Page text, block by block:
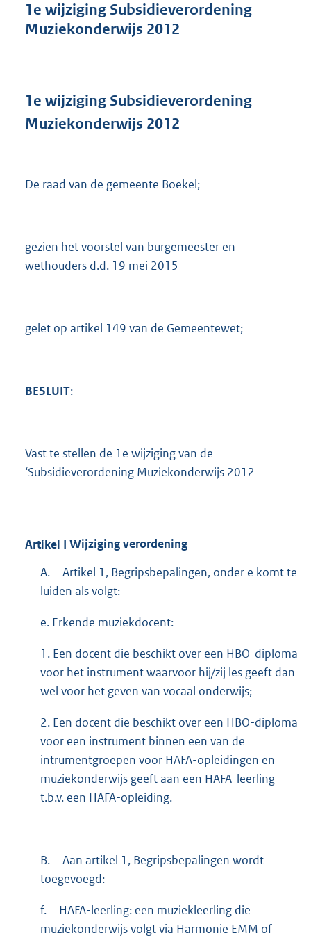
d
t
5
1e wijziging Subsidieverordening
Muziekonderwijs 2012
1e wijziging Subsidieverordening
Muziekonderwijs 2012
De raad van de gemeente Boekel;
gezien het voorstel van burgemeester en
wethouders d.d. 19 mei 2015
gelet op artikel 149 van de Gemeentewet;
BESLUIT:
Vast te stellen de 1e wijziging van de
‘Subsidieverordening Muziekonderwijs 2012
Artikel I Wijziging verordening
A.
Artikel 1, Begripsbepalingen, onder e komt te
luiden als volgt:
e. Erkende muziekdocent:
1. Een docent die beschikt over een HBO-diploma
voor het instrument waarvoor hij/zij les geeft dan
wel voor het geven van vocaal onderwijs;
2. Een docent die beschikt over een HBO-diploma
voor een instrument binnen een van de
intrumentgroepen voor HAFA-opleidingen en
muziekonderwijs geeft aan een HAFA-leerling
t.b.v. een HAFA-opleiding.
B.
Aan artikel 1, Begripsbepalingen wordt
toegevoegd:
f.
HAFA-leerling: een muziekleerling die
muziekonderwijs volgt via Harmonie EMM of